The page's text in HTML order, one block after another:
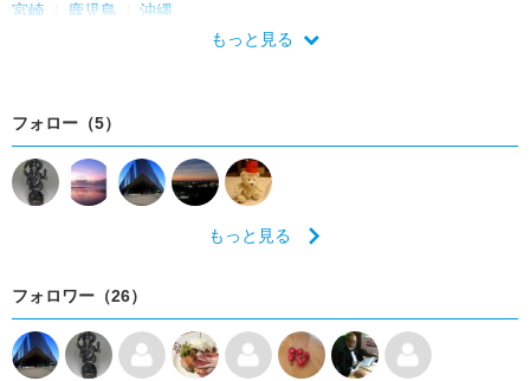
宮崎
鹿児島
沖縄
もっと見る
フォロー（5）
もっと見る
フォロワー（26）